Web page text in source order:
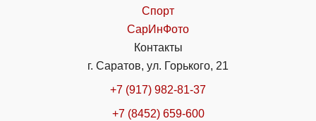
Спорт
СарИнФото
Контакты
г. Саратов, ул. Горького, 21
+7 (917) 982-81-37
+7 (8452) 659-600